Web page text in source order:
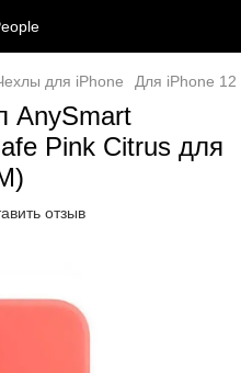
для iPhone Для iPhone 12
AnySmart
Pink Citrus для
отзыв